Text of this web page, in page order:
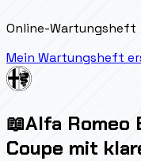
Online-Wartungsheft
Mein Wartungsheft
📖Alfa Romeo
Coupe mit